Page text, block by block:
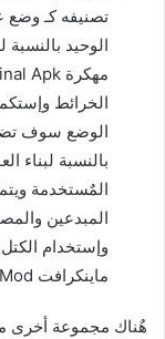
تصنيفه كـ وضع
الوحيد
الخرائط
الوضع سوف
بالنسبة لبناء
المٌستخدمة
المبدعين
وإستخدام
ماينكرافت Minecraft Classic Mod اخر اصدار.
هٌناك مجموعة أخرى